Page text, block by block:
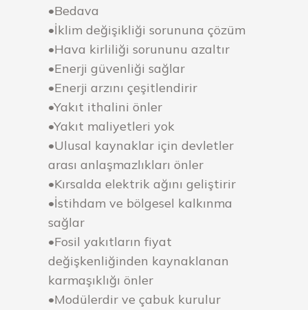
•Bedava
•İklim değişikliği sorununa çözüm
•Hava kirliliği sorununu azaltır
•Enerji güvenliği sağlar
•Enerji arzını çeşitlendirir
•Yakıt ithalini önler
•Yakıt maliyetleri yok
•Ulusal kaynaklar için devletler
arası anlaşmazlıkları önler
•Kırsalda elektrik ağını geliştirir
•İstihdam ve bölgesel kalkınma
sağlar
•Fosil yakıtların fiyat
değişkenliğinden kaynaklanan
karmaşıklığı önler
•Modülerdir ve çabuk kurulur